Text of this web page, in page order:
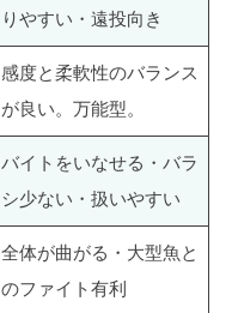
りやすい・遠投向き
感度と柔軟性のバランス
が良い。万能型。
バイトをいなせる・バラ
シ少ない・扱いやすい
全体が曲がる・大型魚と
のファイト有利